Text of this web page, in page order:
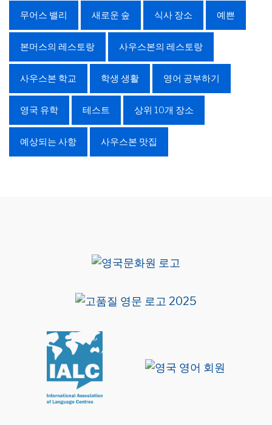
무어스 밸리 새로운 숲 식사 장소 예쁜
본머스의 레스토랑 사우스본의 레스토랑
사우스본 학교 학생 생활 영어 공부하기
영국 유학 테스트 상위 10개 장소
예상되는 사항 사우스본 맛집